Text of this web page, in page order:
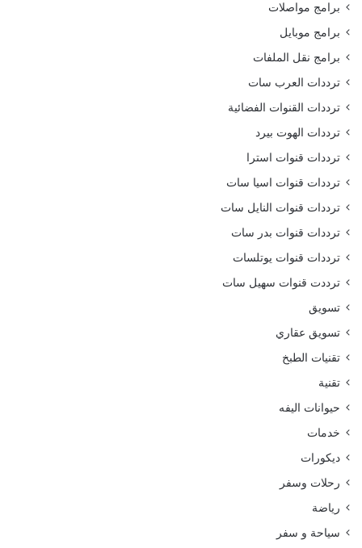
برامج مواصلات
برامج موبايل
برامج نقل الملفات
ترددات العرب سات
ترددات القنوات الفضائية
ترددات الهوت بيرد
ترددات قنوات استرا
ترددات قنوات اسيا سات
ترددات قنوات النايل سات
ترددات قنوات بدر سات
ترددات قنوات يوتلسات
ترددت قنوات سهيل سات
تسويق
تسويق عقاري
تقنيات الطبخ
تقنية
حيوانات اليفه
خدمات
ديكورات
رحلات وسفر
رياضة
سياحة و سفر